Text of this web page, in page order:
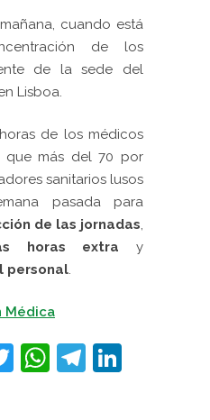
cuando está
de los
de la sede del
Lisboa.
de los médicos
más del 70 por
sanitarios lusos
pasada para
de las jornadas,
horas extra y
personal.
Médica
Twitter
WhatsApp